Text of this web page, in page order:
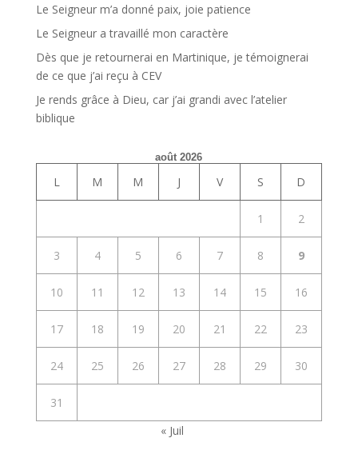
Le Seigneur m’a donné paix, joie patience
Le Seigneur a travaillé mon caractère
Dès que je retournerai en Martinique, je témoignerai
de ce que j’ai reçu à CEV
Je rends grâce à Dieu, car j’ai grandi avec l’atelier
biblique
août 2026
L M M J V S D
1 2
3 4 5 6 7 8 9
10 11 12 13 14 15 16
17 18 19 20 21 22 23
24 25 26 27 28 29 30
31
« Juil